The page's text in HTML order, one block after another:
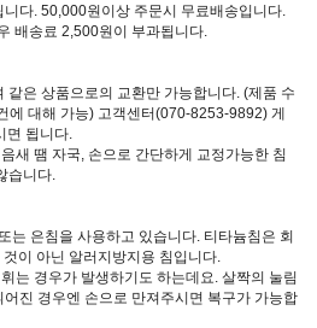
다. 50,000원이상 주문시 무료배송입니다.
배송료 2,500원이 부과됩니다.
같은 상품으로의 교환만 가능합니다. (제품 수
에 대해 가능) 고객센터(070-8253-9892) 게
면 됩니다.
새 땜 자국, 손으로 간단하게 교정가능한 침
습니다.
는 은침을 사용하고 있습니다. 티타늄침은 회
이 아닌 알러지방지용 침입니다.
는 경우가 발생하기도 하는데요. 살짝의 눌림
진 경우엔 손으로 만져주시면 복구가 가능합